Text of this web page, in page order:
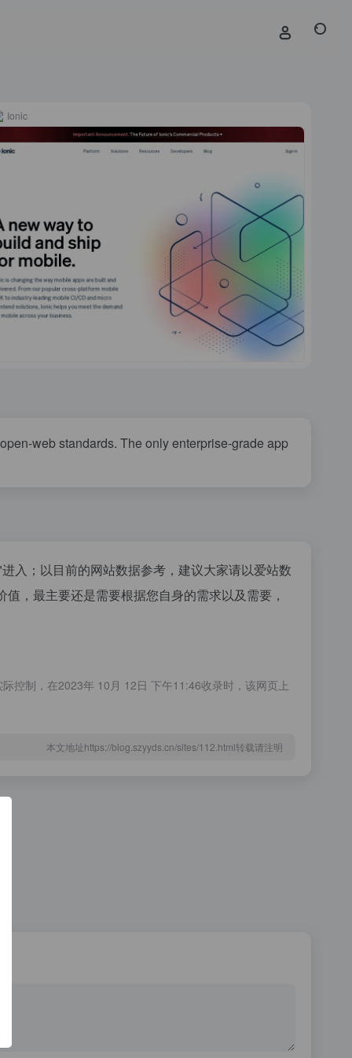
Ionic
web standards. The only enterprise-grade app
入；以目前的网站数据参考，建议大家请以爱站数
，最主要还是需要根据您自身的需求以及需要，
控制，在2023年 10月 12日 下午11:46收录时，该网页上
本文地址https://blog.szyyds.cn/sites/112.html转载请注明